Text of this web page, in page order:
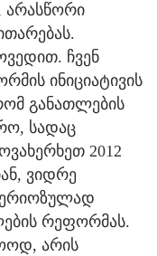
არასწორი
ჩვენ
ინიციატივის
განათლების
სადაც
2012
ვიდრე
რეფორმას.
არის